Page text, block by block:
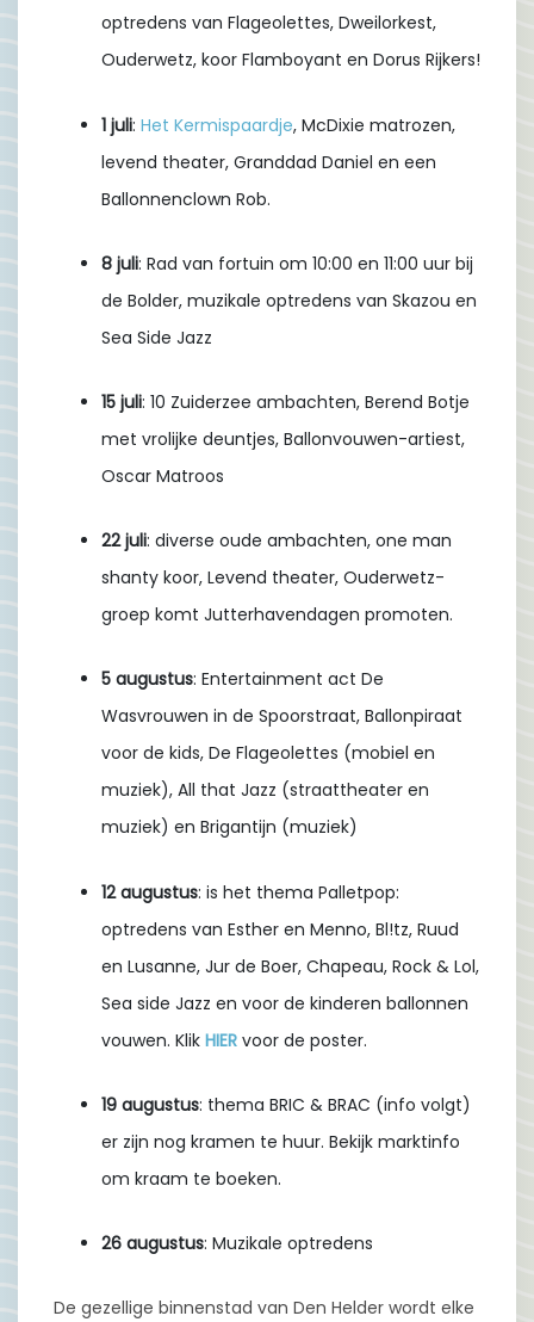
optredens van Flageolettes, Dweilorkest,
Ouderwetz, koor Flamboyant en Dorus Rijkers!
1 juli: Het Kermispaardje, McDixie matrozen,
levend theater, Granddad Daniel en een
Ballonnenclown Rob.
8 juli: Rad van fortuin om 10:00 en 11:00 uur bij
de Bolder, muzikale optredens van Skazou en
Sea Side Jazz
15 juli: 10 Zuiderzee ambachten, Berend Botje
met vrolijke deuntjes, Ballonvouwen-artiest,
Oscar Matroos
22 juli: diverse oude ambachten, one man
shanty koor, Levend theater, Ouderwetz-
groep komt Jutterhavendagen promoten.
5 augustus: Entertainment act De
Wasvrouwen in de Spoorstraat, Ballonpiraat
voor de kids, De Flageolettes (mobiel en
muziek), All that Jazz (straattheater en
muziek) en Brigantijn (muziek)
12 augustus: is het thema Palletpop:
optredens van Esther en Menno, Bl!tz, Ruud
en Lusanne, Jur de Boer, Chapeau, Rock & Lol,
Sea side Jazz en voor de kinderen ballonnen
vouwen. Klik HIER voor de poster.
19 augustus: thema BRIC & BRAC (info volgt)
er zijn nog kramen te huur. Bekijk marktinfo
om kraam te boeken.
26 augustus: Muzikale optredens
De gezellige binnenstad van Den Helder wordt elke